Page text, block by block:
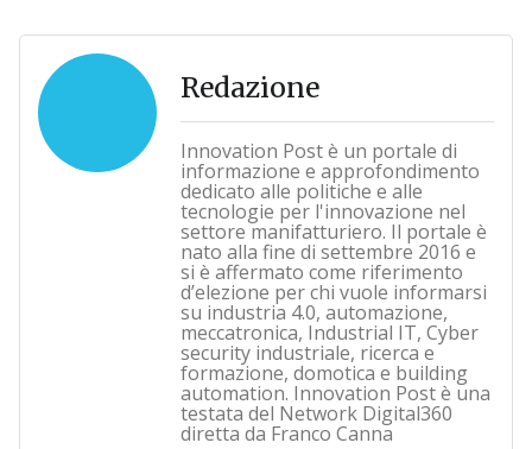
Redazione
Innovation Post è un portale di
informazione e approfondimento
dedicato alle politiche e alle
tecnologie per l'innovazione nel
settore manifatturiero. Il portale è
nato alla fine di settembre 2016 e
si è affermato come riferimento
d’elezione per chi vuole informarsi
su industria 4.0, automazione,
meccatronica, Industrial IT, Cyber
security industriale, ricerca e
formazione, domotica e building
automation. Innovation Post è una
testata del Network Digital360
diretta da Franco Canna